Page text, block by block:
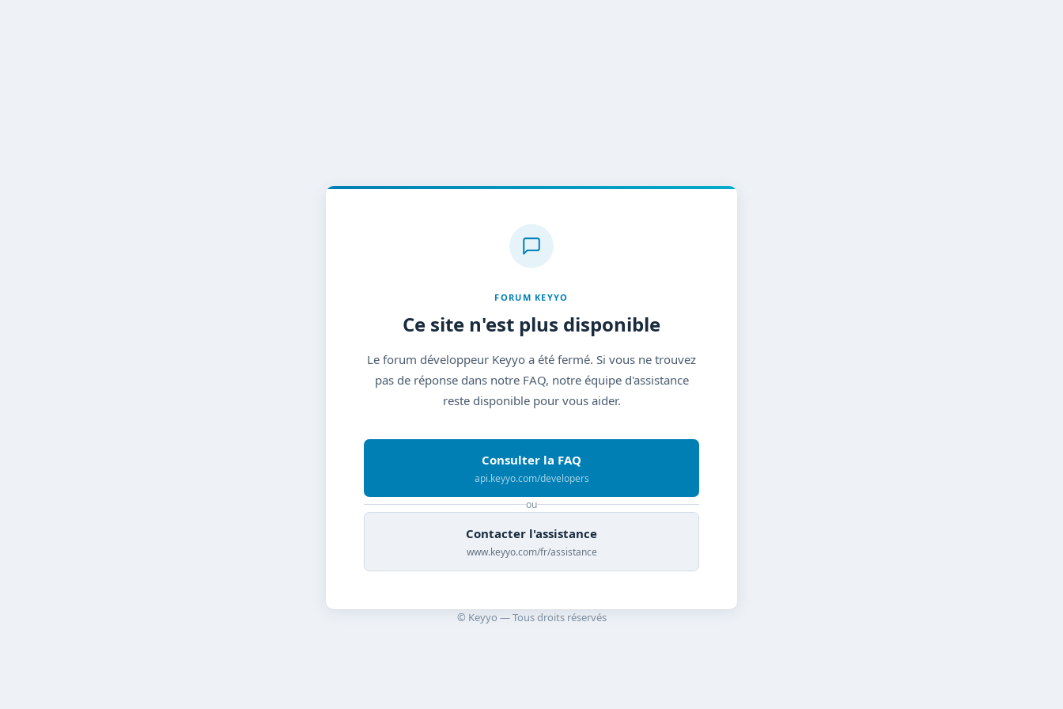
FORUM KEYYO
Ce site n'est plus disponible
Le forum développeur Keyyo a été fermé. Si vous ne trouvez
pas de réponse dans notre FAQ, notre équipe d'assistance
reste disponible pour vous aider.
Consulter la FAQ
api.keyyo.com/developers
ou
Contacter l'assistance
www.keyyo.com/fr/assistance
© Keyyo — Tous droits réservés